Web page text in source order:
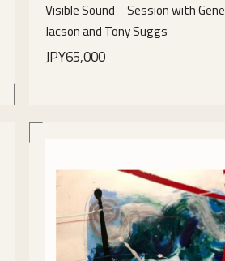
Visible Sound Session with Gene
Jacson and Tony Suggs
JPY65,000